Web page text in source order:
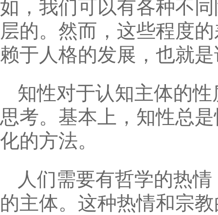
如，我们可以有各种不
层的。然而，这些程度
赖于人格的发展，也就
知性对于认知主体的
思考。基本上，知性总
化的方法。
人们需要有哲学的热
的主体。这种热情和宗